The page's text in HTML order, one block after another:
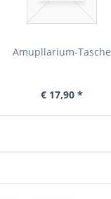
Amupllarium-Tasche
€ 17,90 *